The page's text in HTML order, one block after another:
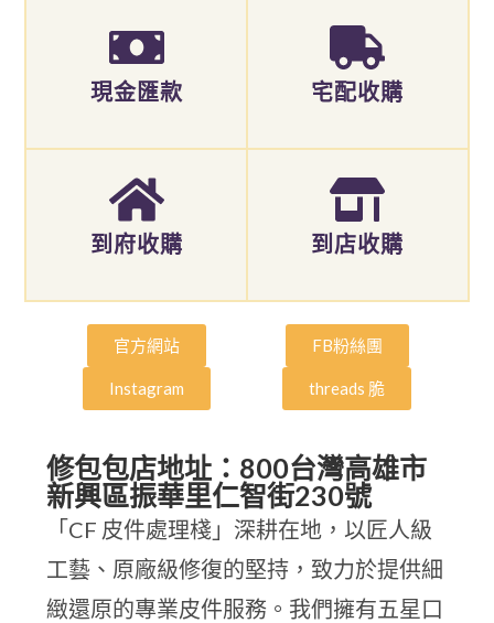
現金匯款 宅配收購
到府收購 到店收購
官方網站 FB粉絲團
Instagram threads 脆
修包包店地址：800台灣高雄市
新興區振華里仁智街230號
「CF 皮件處理棧」深耕在地，以匠人級
工藝、原廠級修復的堅持，致力於提供細
緻還原的專業皮件服務。我們擁有五星口